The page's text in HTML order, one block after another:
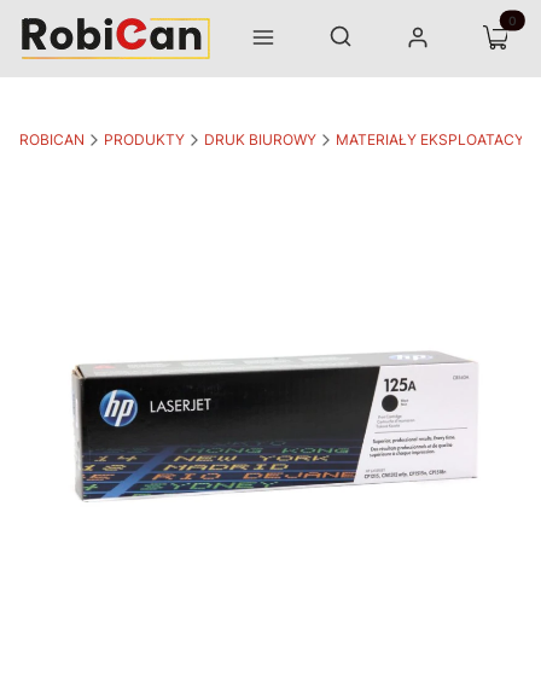
Menu Otwórz wyszukiwarkę
Szukaj Zaloguj się Koszyk
ROBICAN PRODUKTY DRUK BIUROWY MATERIAŁY